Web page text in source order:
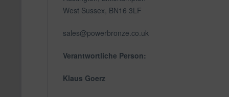
West Sussex, BN16 3LF
sales@powerbronze.co.uk
Verantwortliche Person:
Klaus Goerz